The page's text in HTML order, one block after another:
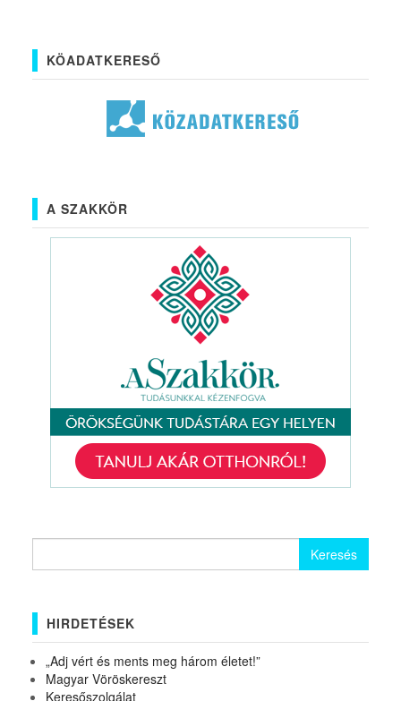
KÖADATKERESŐ
A SZAKKÖR
HIRDETÉSEK
„Adj vért és ments meg három életet!”
Magyar Vöröskereszt
Keresőszolgálat